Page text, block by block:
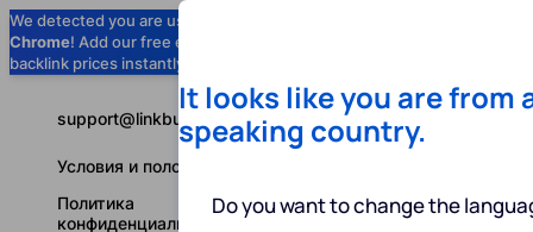
We detected you are using
Chrome! Add our free extension to check
backlink prices instantly as you browse.
support@linkbuilder.com
Условия и положения
Политика
конфиденциальности
It looks like you are from
speaking country.
Do you want to change the